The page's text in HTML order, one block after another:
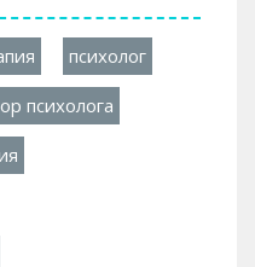
психолог
психолога